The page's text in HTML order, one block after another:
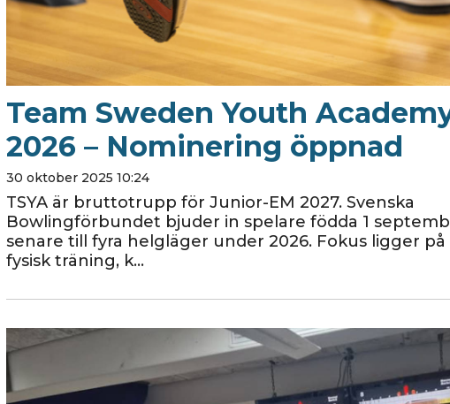
Team Sweden Youth
2026 – Nominering öppnad
30 oktober 2025 10:24
TSYA är bruttotrupp för Junior-EM 2027. Svenska
Bowlingförbundet bjuder in spelare födda 1
senare till fyra helgläger under 2026. Fokus ligger
fysisk träning, k…